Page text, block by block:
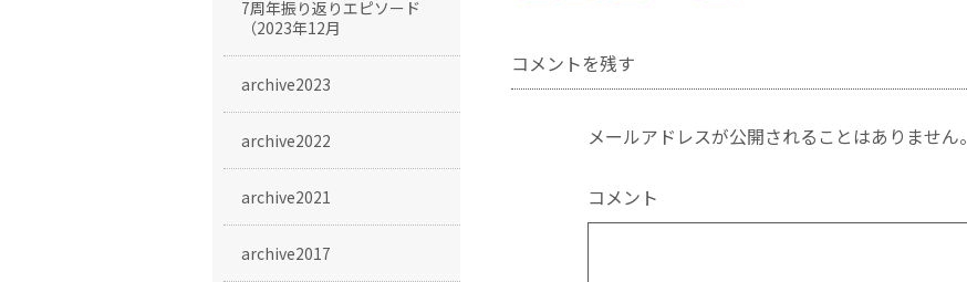
c
e
itt
er
コメントを残す
メールアドレスが公開されることはありません。
コメント
7周年振り返りエピソード
（2023年12月
archive2023
archive2022
archive2021
archive2017